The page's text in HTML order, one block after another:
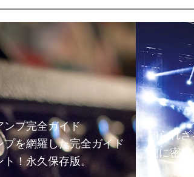
ンプ完全ガイド
を網羅した完全ガイド
！永久保存版。
知られ
側に密